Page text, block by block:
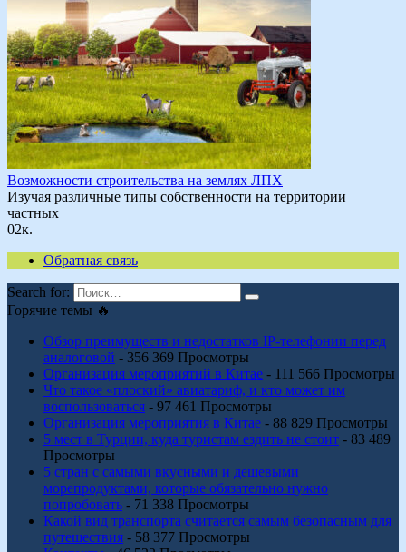
Возможности строительства на землях ЛПХ
Изучая различные типы собственности на территории
частных
02к.
Обратная связь
Search for:
Горячие темы 🔥
Обзор преимуществ и недостатков IP-телефонии перед
аналоговой - 356 369 Просмотры
Организация мероприятий в Китае - 111 566 Просмотры
Что такое «плоский» авиатариф, и кто может им
воспользоваться - 97 461 Просмотры
Организация мероприятия в Китае - 88 829 Просмотры
5 мест в Турции, куда туристам ездить не стоит - 83 489
Просмотры
5 стран с самыми вкусными и дешевыми
морепродуктами, которые обязательно нужно
попробовать - 71 338 Просмотры
Какой вид транспорта считается самым безопасным для
путешествия - 58 377 Просмотры